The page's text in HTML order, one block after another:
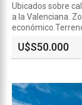
Ubicados sobre
a la Valenciana.
U$S50.000